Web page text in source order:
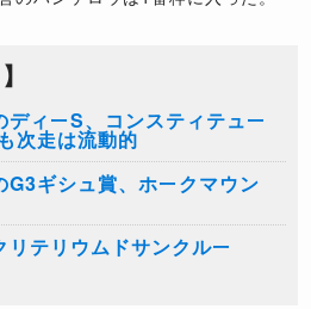
ィーS、コンスティテュー
次走は流動的
G3ギシュ賞、ホークマウン
リテリウムドサンクルー